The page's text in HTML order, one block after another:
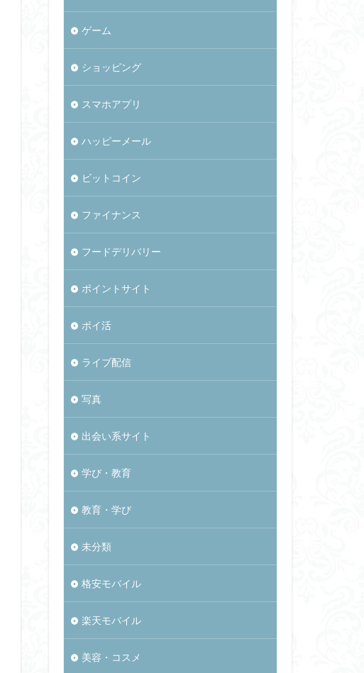
ゲーム
ショッピング
スマホアプリ
ハッピーメール
ビットコイン
ファイナンス
フードデリバリー
ポイントサイト
ポイ活
ライブ配信
写真
出会い系サイト
学び・教育
教育・学び
未分類
格安モバイル
楽天モバイル
美容・コスメ